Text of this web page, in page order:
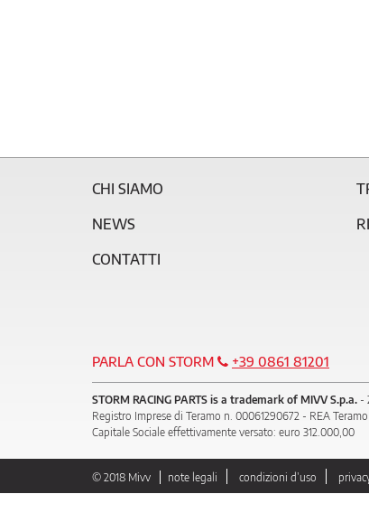
CHI SIAMO
NEWS
CONTATTI
PARLA CON STORM +39 0861 81201
STORM RACING PARTS is a trademark of MIVV S.p.a. -
Registro Imprese di Teramo n. 00061290672 - REA
Capitale Sociale effettivamente versato: euro 312.000,00
© 2018 Mivv note legali condizioni d’uso